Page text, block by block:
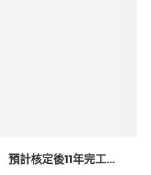
計核定後11年完工...